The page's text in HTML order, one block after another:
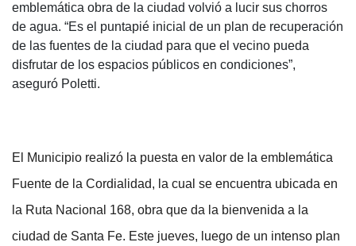
emblemática obra de la ciudad volvió a lucir sus chorros
de agua. “Es el puntapié inicial de un plan de recuperación
de las fuentes de la ciudad para que el vecino pueda
disfrutar de los espacios públicos en condiciones”,
aseguró Poletti.
El Municipio realizó la puesta en valor de la emblemática
Fuente de la Cordialidad, la cual se encuentra ubicada en
la Ruta Nacional 168, obra que da la bienvenida a la
ciudad de Santa Fe. Este jueves, luego de un intenso plan